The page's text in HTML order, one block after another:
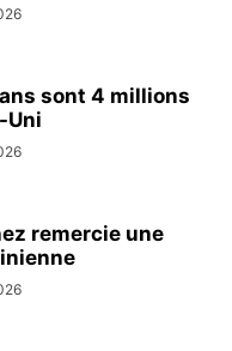
sont 4 millions
Uni
remercie une